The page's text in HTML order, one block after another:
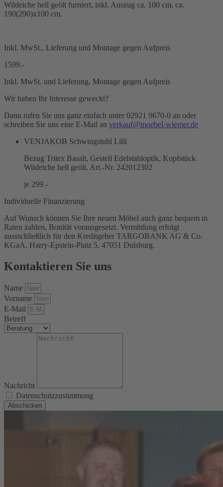
Wildeiche hell geölt furniert, inkl. Auszug ca. 100 cm, ca.
190(290)x100 cm.
Inkl. MwSt., Lieferung und Montage gegen Aufpreis
1599.-
Inkl. MwSt. und Lieferung. Montage gegen Aufpreis
Wir haben Ihr Interesse geweckt?
Dann rufen Sie uns ganz einfach unter 02921 9670-0 an oder
schreiben Sie uns eine E-Mail an verkauf@moebel-wiemer.de
VENJAKOB Schwingstuhl Lilli
Bezug Tritex Basalt, Gestell Edelstahloptik, Kopfstück
Wildeiche hell geölt. Art.-Nr. 242012302
je 299.-
Individuelle Finanzierung
Auf Wunsch können Sie Ihre neuen Möbel auch ganz bequem in
Raten zahlen, Bonität vorausgesetzt. Vermittlung erfolgt
aussschließlich für den Kreditgeber TARGOBANK AG & Co.
KGaA, Harry-Epstein-Platz 5, 47051 Duisburg.
Kontaktieren Sie uns
Name
Vorname
E-Mail
Betreff
Nachricht
Datenschutzzustimmung
Abschicken